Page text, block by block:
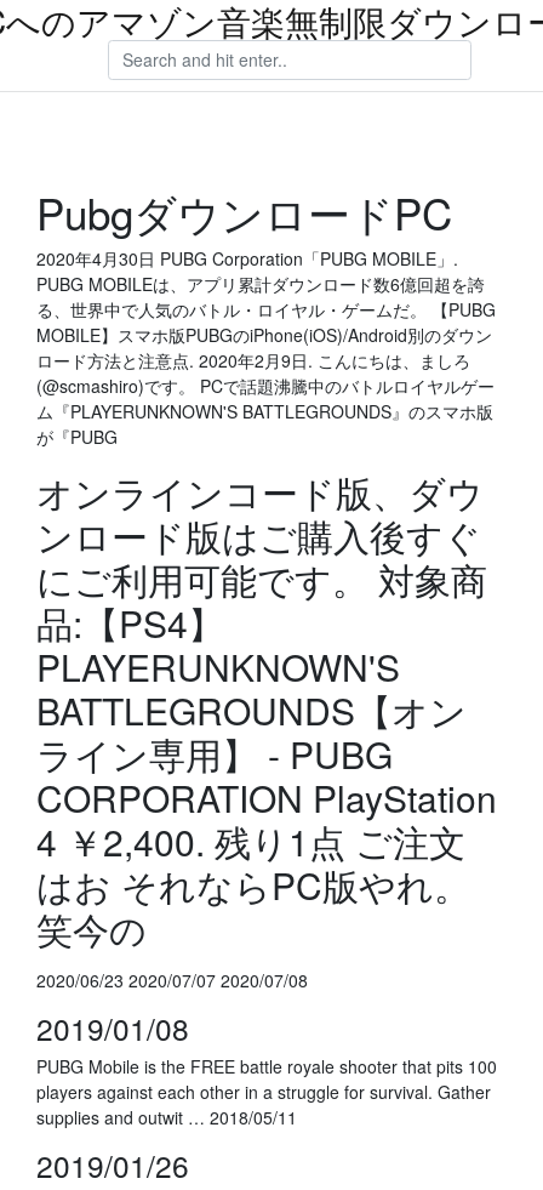
のアマゾン音楽無制限ダウンロ
PubgダウンロードPC
2020年4月30日 PUBG Corporation「PUBG MOBILE」.
PUBG MOBILEは、アプリ累計ダウンロード数6億回超を誇
る、世界中で人気のバトル・ロイヤル・ゲームだ。 【PUBG
MOBILE】スマホ版PUBGのiPhone(iOS)/Android別のダウン
ロード方法と注意点. 2020年2月9日. こんにちは、ましろ
(@scmashiro)です。 PCで話題沸騰中のバトルロイヤルゲー
ム『PLAYERUNKNOWN'S BATTLEGROUNDS』のスマホ版
が『PUBG
オンラインコード版、ダウ
ンロード版はご購入後すぐ
にご利用可能です。 対象商
品:【PS4】
PLAYERUNKNOWN'S
BATTLEGROUNDS【オン
ライン専用】 - PUBG
CORPORATION PlayStation
4 ￥2,400. 残り1点 ご注文
はお それならPC版やれ。
笑今の
2020/06/23 2020/07/07 2020/07/08
2019/01/08
PUBG Mobile is the FREE battle royale shooter that pits 100
players against each other in a struggle for survival. Gather
supplies and outwit … 2018/05/11
2019/01/26